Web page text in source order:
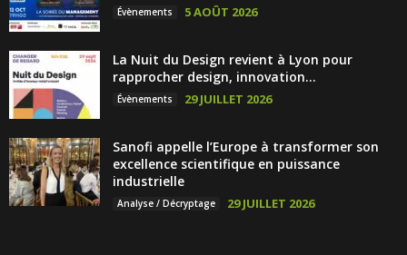
Évènements 5 AOÛT 2026
La Nuit du Design revient à Lyon pour
rapprocher design, innovation...
Évènements 29 JUILLET 2026
Sanofi appelle l’Europe à transformer son
excellence scientifique en puissance
industrielle
Analyse / Décryptage 29 JUILLET 2026